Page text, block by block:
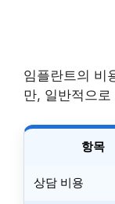
임플란트의 비
만, 일반적으
항목
상담 비용